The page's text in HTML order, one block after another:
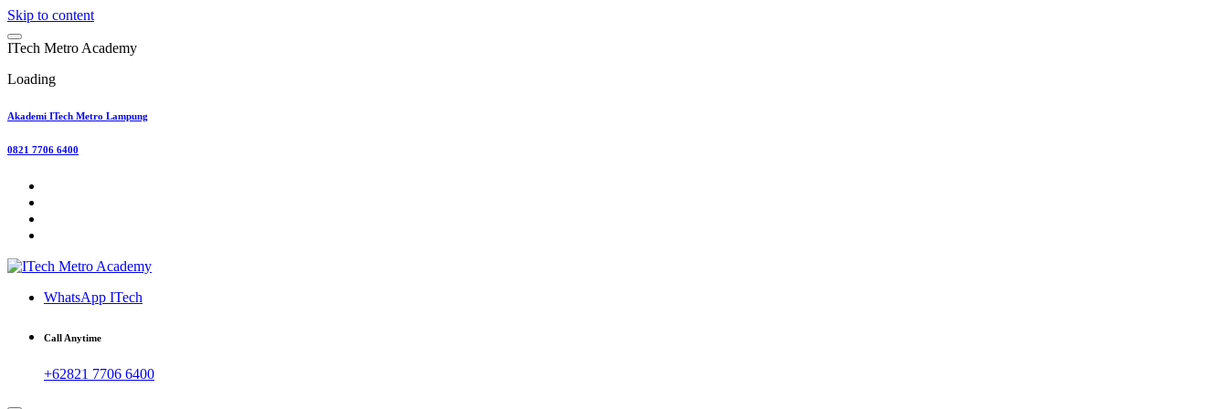
Skip to content
ITech Metro Academy
Loading
Akademi ITech Metro Lampung
0821 7706 6400
WhatsApp ITech
Call Anytime
+62821 7706 6400